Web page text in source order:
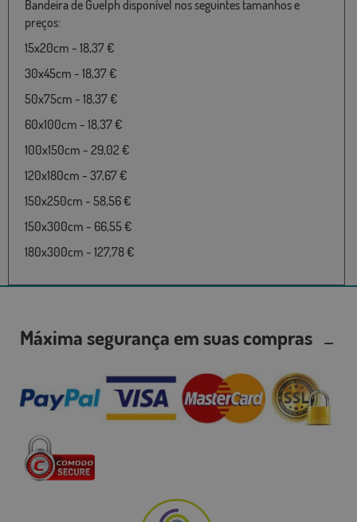
Bandeira de Guelph disponível nos seguintes tamanhos e
preços:
15x20cm - 18,37 €
30x45cm - 18,37 €
50x75cm - 18,37 €
60x100cm - 18,37 €
100x150cm - 29,02 €
120x180cm - 37,67 €
150x250cm - 58,56 €
150x300cm - 66,55 €
180x300cm - 127,78 €
Máxima segurança em suas compras